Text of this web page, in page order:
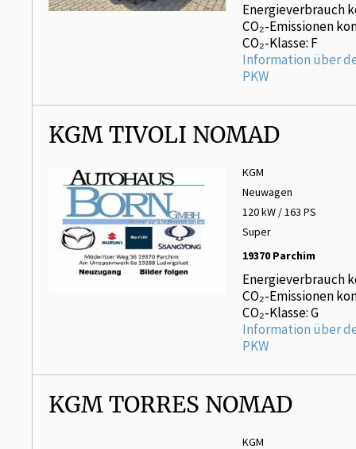
Energieverbrauch
CO₂-Emissionen
CO₂-Klasse: F
Information über
PKW
KGM TIVOLI NOMAD
KGM
Neuwagen
120 kW / 163 PS
Super
19370 Parchim
Energieverbrauch
CO₂-Emissionen
CO₂-Klasse: G
Information über
PKW
KGM TORRES NOMAD
KGM